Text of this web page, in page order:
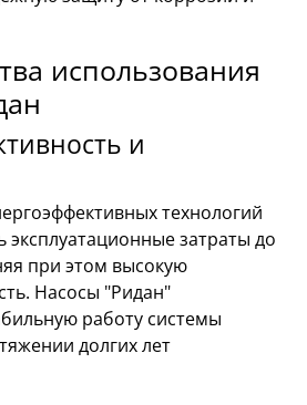
использования
и
технологий
эксплуатационные затраты до
при этом высокую
Насосы "Ридан"
работу системы
долгих лет